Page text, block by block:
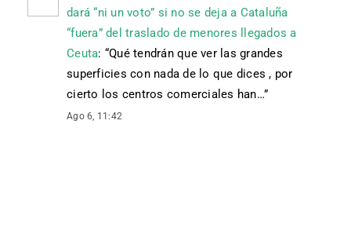
dará “ni un voto” si no se deja a Cataluña
“fuera” del traslado de menores llegados a
Ceuta: “Qué tendrán que ver las grandes
superficies con nada de lo que dices , por
cierto los centros comerciales han…”
Ago 6, 11:42